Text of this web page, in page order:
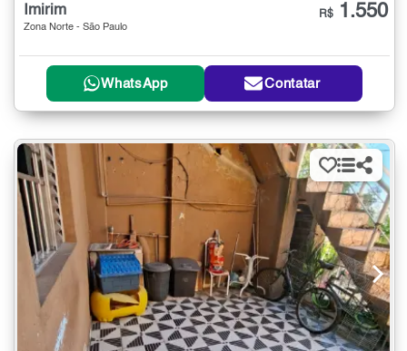
Imirim
Zona Norte - São Paulo
R$ 1.550
WhatsApp Contatar